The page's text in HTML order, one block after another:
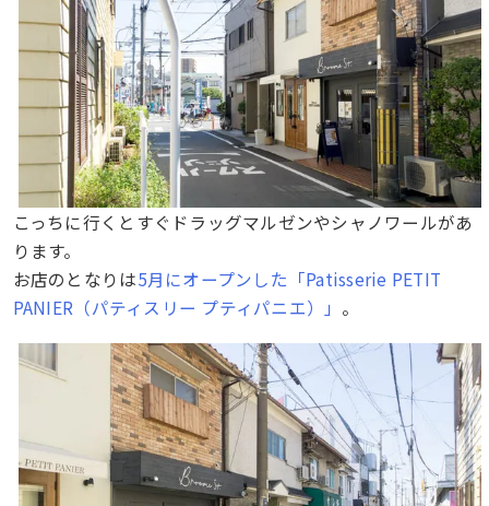
こっちに行くとすぐドラッグマルゼンやシャノワールがあ
ります。
お店のとなりは5月にオープンした「Patisserie PETIT
PANIER（パティスリー プティパニエ）」 。